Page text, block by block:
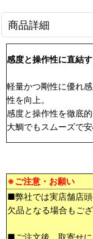
商品詳細
感度と操作性に直結す
軽量かつ剛性に優れ
性を向上。
感度と操作性を徹底
大鯛でもスムーズで
※ご注意・お願い
■弊社では実店舗店
欠品となる場合もご
■ご注文後、取寄せに